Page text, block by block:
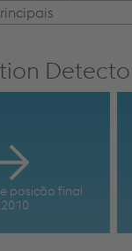
posição final